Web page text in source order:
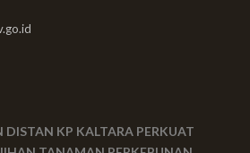
KP KALTARA PERKUAT